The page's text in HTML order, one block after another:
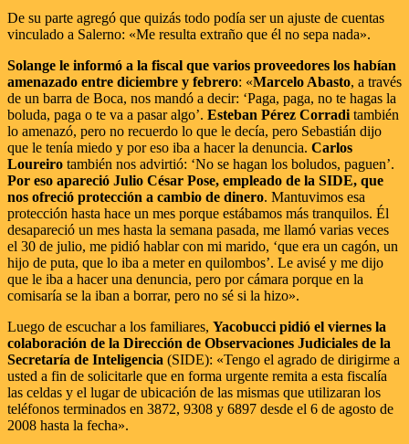
De su parte agregó que quizás todo podía ser un ajuste de cuentas
vinculado a Salerno: «Me resulta extraño que él no sepa nada».
Solange le informó a la fiscal que varios proveedores los habían
amenazado entre diciembre y febrero: «Marcelo Abasto, a través
de un barra de Boca, nos mandó a decir: ‘Paga, paga, no te hagas la
boluda, paga o te va a pasar algo’. Esteban Pérez Corradi también
lo amenazó, pero no recuerdo lo que le decía, pero Sebastián dijo
que le tenía miedo y por eso iba a hacer la denuncia. Carlos
Loureiro también nos advirtió: ‘No se hagan los boludos, paguen’.
Por eso apareció Julio César Pose, empleado de la SIDE, que
nos ofreció protección a cambio de dinero. Mantuvimos esa
protección hasta hace un mes porque estábamos más tranquilos. Él
desapareció un mes hasta la semana pasada, me llamó varias veces
el 30 de julio, me pidió hablar con mi marido, ‘que era un cagón, un
hijo de puta, que lo iba a meter en quilombos’. Le avisé y me dijo
que le iba a hacer una denuncia, pero por cámara porque en la
comisaría se la iban a borrar, pero no sé si la hizo».
Luego de escuchar a los familiares, Yacobucci pidió el viernes la
colaboración de la Dirección de Observaciones Judiciales de la
Secretaría de Inteligencia (SIDE): «Tengo el agrado de dirigirme a
usted a fin de solicitarle que en forma urgente remita a esta fiscalía
las celdas y el lugar de ubicación de las mismas que utilizaran los
teléfonos terminados en 3872, 9308 y 6897 desde el 6 de agosto de
2008 hasta la fecha».